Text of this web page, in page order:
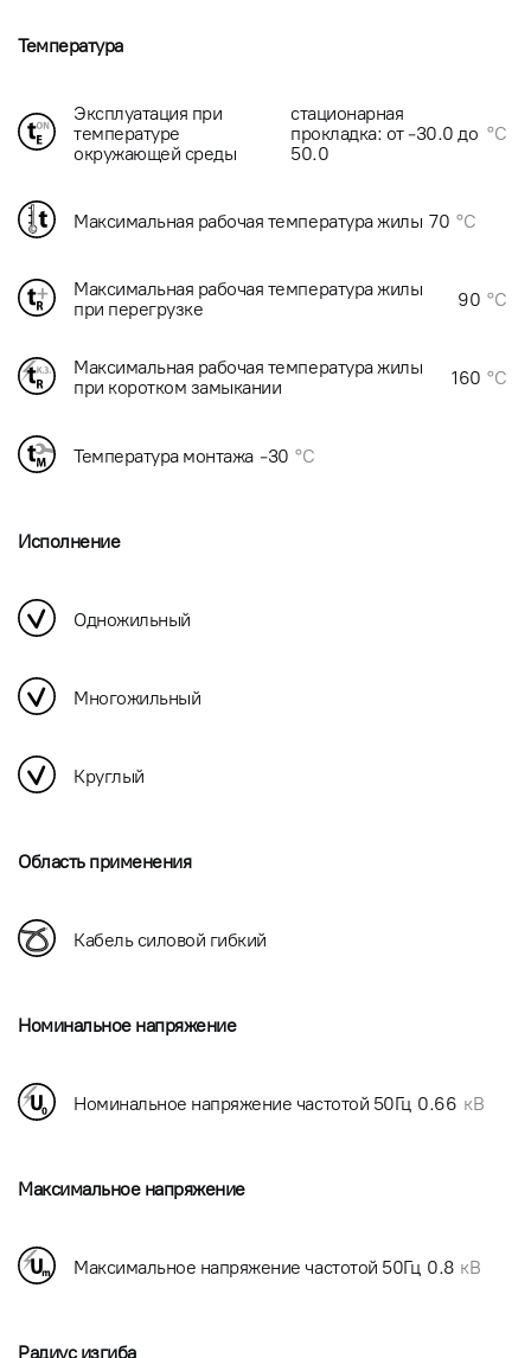
Температура
Эксплуатация при
температуре
окружающей среды
стационарная
прокладка: от -30.0 до
50.0
°C
Максимальная рабочая температура жилы 70 °C
Максимальная рабочая температура жилы
при перегрузке
90 °C
Максимальная рабочая температура жилы
при коротком замыкании
160 °C
Температура монтажа -30 °C
Исполнение
Одножильный
Многожильный
Круглый
Область применения
Кабель силовой гибкий
Номинальное напряжение
Номинальное напряжение частотой 50Гц 0.66 кВ
Максимальное напряжение
Максимальное напряжение частотой 50Гц 0.8 кВ
Радиус изгиба